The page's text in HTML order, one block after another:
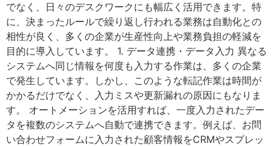
でなく、日々のデスクワークにも幅広く活用できます。特
に、決まったルールで繰り返し行われる業務は自動化との
相性が良く、多くの企業が生産性向上や業務負担の軽減を
目的に導入しています。 1. データ連携・データ入力 異なる
システムへ同じ情報を何度も入力する作業は、多くの企業
で発生しています。しかし、このような転記作業は時間が
かかるだけでなく、入力ミスや更新漏れの原因にもなりま
す。 オートメーションを活用すれば、一度入力されたデー
タを複数のシステムへ自動で連携できます。例えば、お問
い合わせフォームに入力された顧客情報をCRMやスプレッ